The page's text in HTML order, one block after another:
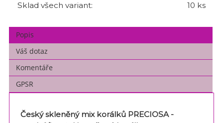
Sklad všech variant:
10 ks
Popis
Váš dotaz
Komentáře
GPSR
Český skleněný mix korálků PRECIOSA -